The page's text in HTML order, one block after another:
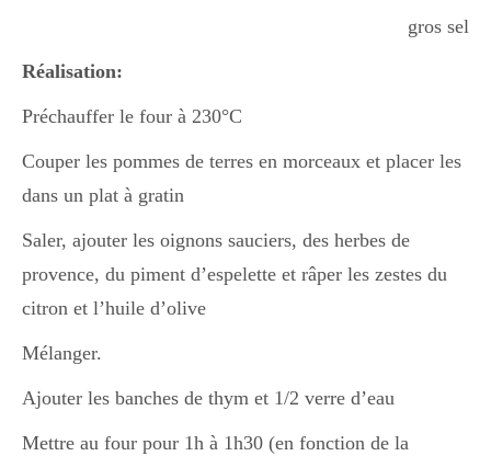
gros sel
Réalisation:
Préchauffer le four à 230°C
Couper les pommes de terres en morceaux et placer les
dans un plat à gratin
Saler, ajouter les oignons sauciers, des herbes de
provence, du piment d’espelette et râper les zestes du
citron et l’huile d’olive
Mélanger.
Ajouter les banches de thym et 1/2 verre d’eau
Mettre au four pour 1h à 1h30 (en fonction de la